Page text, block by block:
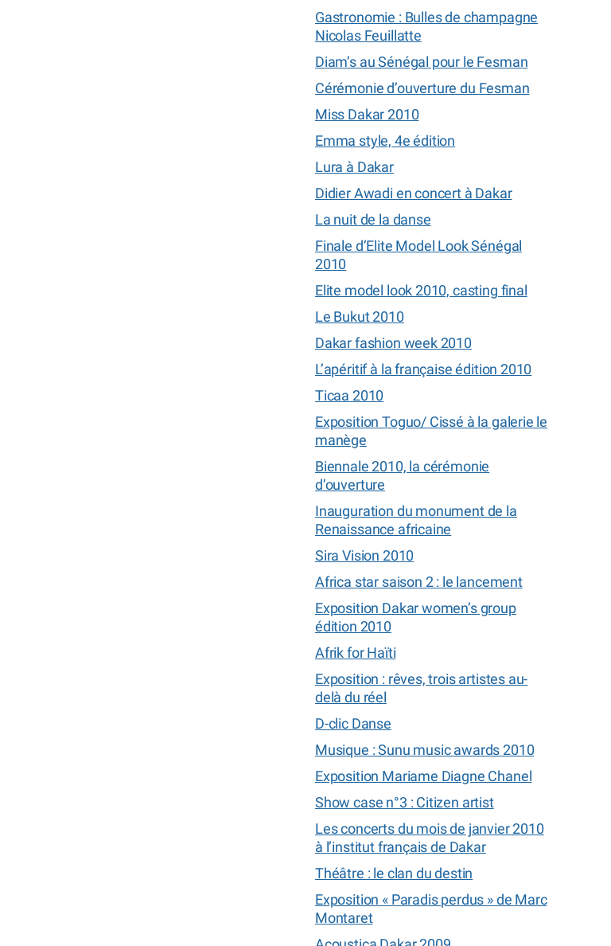
Gastronomie : Bulles de champagne
Nicolas Feuillatte
Diam’s au Sénégal pour le Fesman
Cérémonie d’ouverture du Fesman
Miss Dakar 2010
Emma style, 4e édition
Lura à Dakar
Didier Awadi en concert à Dakar
La nuit de la danse
Finale d’Elite Model Look Sénégal
2010
Elite model look 2010, casting final
Le Bukut 2010
Dakar fashion week 2010
L’apéritif à la française édition 2010
Ticaa 2010
Exposition Toguo/ Cissé à la galerie le
manège
Biennale 2010, la cérémonie
d’ouverture
Inauguration du monument de la
Renaissance africaine
Sira Vision 2010
Africa star saison 2 : le lancement
Exposition Dakar women’s group
édition 2010
Afrik for Haïti
Exposition : rêves, trois artistes au-
delà du réel
D-clic Danse
Musique : Sunu music awards 2010
Exposition Mariame Diagne Chanel
Show case n°3 : Citizen artist
Les concerts du mois de janvier 2010
à l’institut français de Dakar
Théâtre : le clan du destin
Exposition « Paradis perdus » de Marc
Montaret